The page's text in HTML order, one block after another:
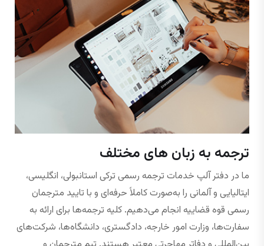
ترجمه به زبان های مختلف
ما در دفتر آلپ خدمات ترجمه رسمی ترکی استانبولی، انگلیسی،
ایتالیایی و آلمانی را به‌صورت کاملاً حرفه‌ای و با تایید مترجمان
رسمی قوه قضاییه انجام می‌دهیم. کلیه ترجمه‌ها برای ارائه به
سفارت‌ها، وزارت امور خارجه، دادگستری، دانشگاه‌ها، شرکت‌های